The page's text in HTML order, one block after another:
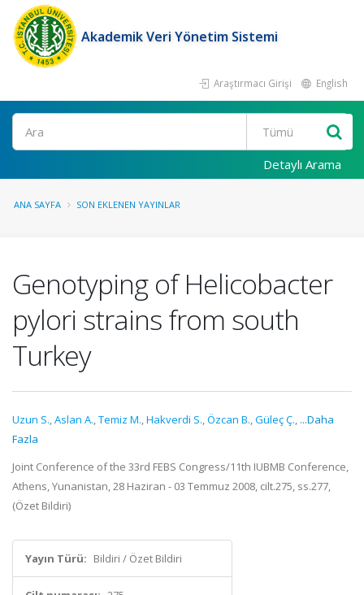
Akademik Veri Yönetim Sistemi
Araştırmacı Girişi English
Ara
Detaylı Arama
ANA SAYFA SON EKLENEN YAYINLAR
Genotyping of Helicobacter
pylori strains from south
Turkey
Uzun S.,Aslan A.,Temiz M.,Hakverdi S.,Özcan B.,Güleç Ç., ...Daha
Fazla
Joint Conference of the 33rd FEBS Congress/11th IUBMB Conference,
Athens, Yunanistan, 28 Haziran - 03 Temmuz 2008, cilt.275, ss.277,
(Özet Bildiri)
Yayın Türü: Bildiri / Özet Bildiri